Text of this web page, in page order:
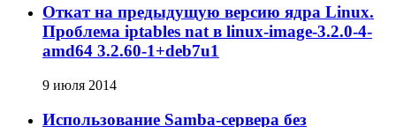
Откат на предыдущую версию ядра Linux.
Проблема iptables nat в linux-image-3.2.0-4-
amd64 3.2.60-1+deb7u1
9 июля 2014
Использование Samba-сервера без